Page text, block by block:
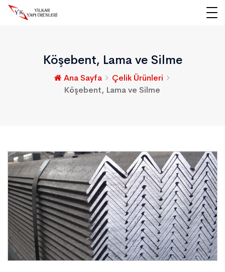
Köşebent, Lama ve Silme
Ana Sayfa
Çelik Ürünleri
Köşebent, Lama ve Silme